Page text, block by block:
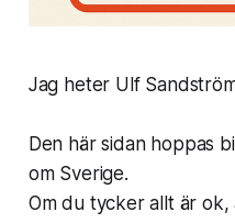
Jag heter Ulf
Den här sidan hoppas
om Sverige.
Om du tycker allt är